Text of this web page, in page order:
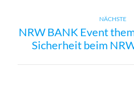
r
NÄCHSTE
NRW BANK Event
Sicherheit beim